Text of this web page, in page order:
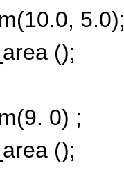
5.0);
();
0) ;
();